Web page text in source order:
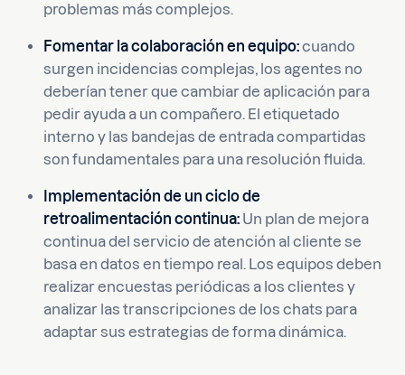
problemas más complejos.
Fomentar la colaboración en equipo:cuando
surgen incidencias complejas, los agentes no
deberían tener que cambiar de aplicación para
pedir ayuda a un compañero. El etiquetado
interno y las bandejas de entrada compartidas
son fundamentales para una resolución fluida.
Implementación de un ciclo de
retroalimentación continua: Un plan de mejora
continua del servicio de atención al cliente se
basa en datos en tiempo real. Los equipos deben
realizar encuestas periódicas a los clientes y
analizar las transcripciones de los chats para
adaptar sus estrategias de forma dinámica.